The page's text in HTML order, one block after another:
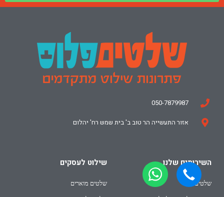
050-7879987
אזור התעשייה הר טוב ב' בית שמש רח' יהלום
השירותים שלנו
שלטים
שילוט לעסקים
שלטים מוארים